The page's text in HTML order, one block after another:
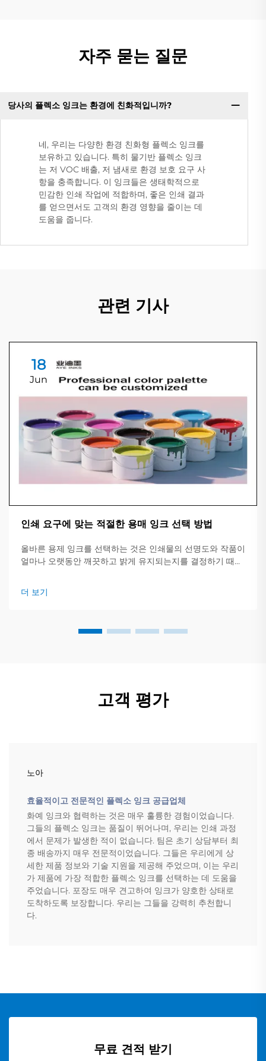
자주 묻는 질문
당사의 플렉소 잉크는 환경에 친화적입니까?
네, 우리는 다양한 환경 친화형 플렉소 잉크를
보유하고 있습니다. 특히 물기반 플렉소 잉크
는 저 VOC 배출, 저 냄새로 환경 보호 요구 사
항을 충족합니다. 이 잉크들은 생태학적으로
민감한 인쇄 작업에 적합하며, 좋은 인쇄 결과
를 얻으면서도 고객의 환경 영향을 줄이는 데
도움을 줍니다.
관련 기사
18
Jun
인쇄 요구에 맞는 적절한 용매 잉크 선택 방법
올바른 용제 잉크를 선택하는 것은 인쇄물의 선명도와 작품이
얼마나 오랫동안 깨끗하고 밝게 유지되는지를 결정하기 때문
업 및 확인해야 할 핵심 사항에 대한 개요를 제공합니다.
더 보기
고객 평가
노아
효율적이고 전문적인 플렉소 잉크 공급업체
화예 잉크와 협력하는 것은 매우 훌륭한 경험이었습니다.
그들의 플렉소 잉크는 품질이 뛰어나며, 우리는 인쇄 과정
에서 문제가 발생한 적이 없습니다. 팀은 초기 상담부터 최
종 배송까지 매우 전문적이었습니다. 그들은 우리에게 상
세한 제품 정보와 기술 지원을 제공해 주었으며, 이는 우리
가 제품에 가장 적합한 플렉소 잉크를 선택하는 데 도움을
주었습니다. 포장도 매우 견고하여 잉크가 양호한 상태로
도착하도록 보장합니다. 우리는 그들을 강력히 추천합니
다.
무료 견적 받기